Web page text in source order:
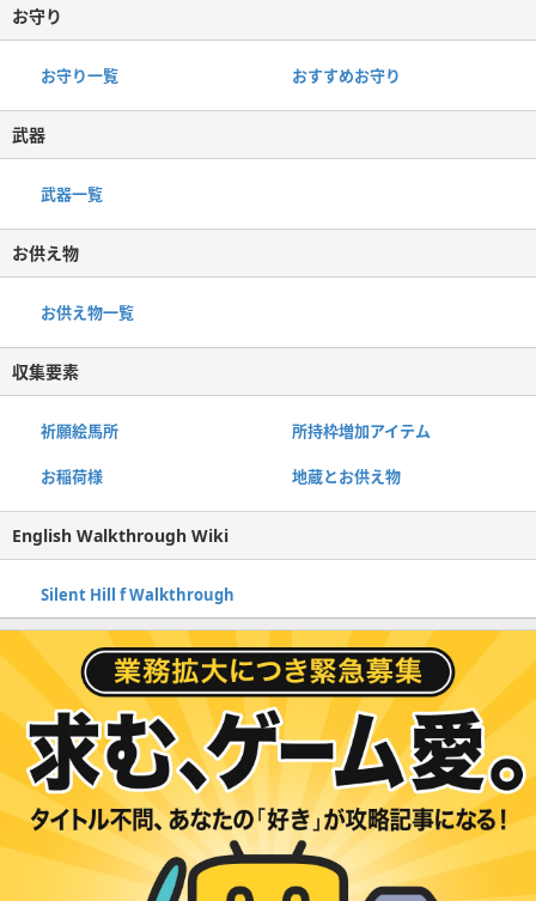
お守り
お守り一覧 おすすめお守り
武器
武器一覧
お供え物
お供え物一覧
収集要素
祈願絵馬所 所持枠増加アイテム
お稲荷様 地蔵とお供え物
English Walkthrough Wiki
Silent Hill f Walkthrough